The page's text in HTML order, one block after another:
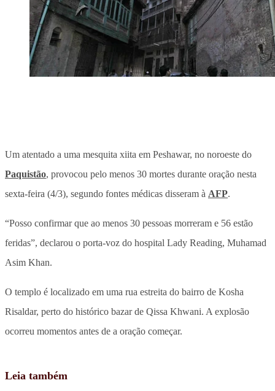
Um atentado a uma mesquita xiita em Peshawar, no noroeste do
Paquistão, provocou pelo menos 30 mortes durante oração nesta
sexta-feira (4/3), segundo fontes médicas disseram à AFP.
“Posso confirmar que ao menos 30 pessoas morreram e 56 estão
feridas”, declarou o porta-voz do hospital Lady Reading, Muhamad
Asim Khan.
O templo é localizado em uma rua estreita do bairro de Kosha
Risaldar, perto do histórico bazar de Qissa Khwani. A explosão
ocorreu momentos antes de a oração começar.
Leia também